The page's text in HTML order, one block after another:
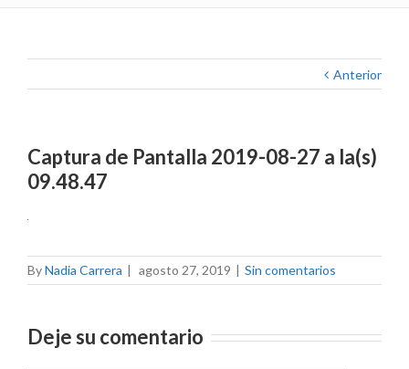
Anterior
Captura de Pantalla 2019-08-27 a la(s)
09.48.47
ByNadia Carrera | agosto 27, 2019 | Sin comentarios
Deje su comentario